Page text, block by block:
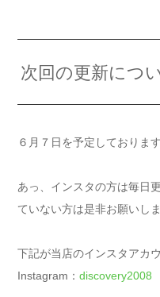
次回の更新につ
６月７日を予定しております
あっ、インスタの方は毎日
ていない方は是非お願いしま
下記が当店のインスタアカ
Instagram： discovery2008